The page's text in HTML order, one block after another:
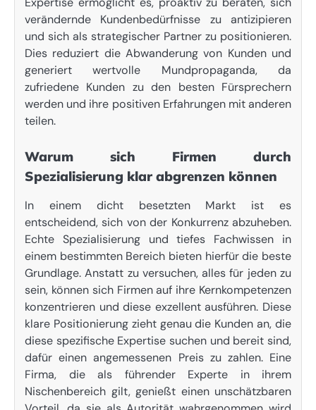
verändernde Kundenbedürfnisse zu antizipieren
und sich als strategischer Partner zu positionieren.
Dies reduziert die Abwanderung von Kunden und
generiert wertvolle Mundpropaganda, da
zufriedene Kunden zu den besten Fürsprechern
werden und ihre positiven Erfahrungen mit anderen
teilen.
Warum sich Firmen durch
Spezialisierung klar abgrenzen können
In einem dicht besetzten Markt ist es
entscheidend, sich von der Konkurrenz abzuheben.
Echte Spezialisierung und tiefes Fachwissen in
einem bestimmten Bereich bieten hierfür die beste
Grundlage. Anstatt zu versuchen, alles für jeden zu
sein, können sich Firmen auf ihre Kernkompetenzen
konzentrieren und diese exzellent ausführen. Diese
klare Positionierung zieht genau die Kunden an, die
diese spezifische Expertise suchen und bereit sind,
dafür einen angemessenen Preis zu zahlen. Eine
Firma, die als führender Experte in ihrem
Nischenbereich gilt, genießt einen unschätzbaren